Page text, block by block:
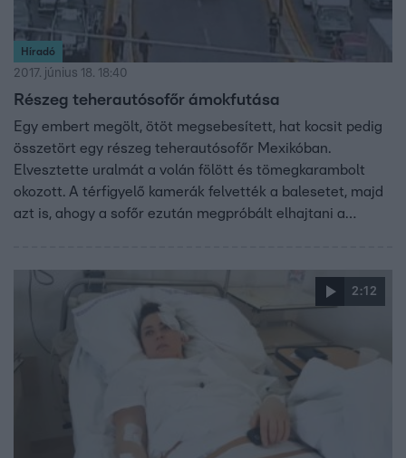
Híradó
2017. június 18. 18:40
Részeg teherautósofőr ámokfutása
Egy embert megölt, ötöt megsebesített, hat kocsit pedig
összetört egy részeg teherautósofőr Mexikóban.
Elvesztette uralmát a volán fölött és tömegkarambolt
okozott. A térfigyelő kamerák felvették a balesetet, majd
azt is, ahogy a sofőr ezután megpróbált elhajtani a
2:12